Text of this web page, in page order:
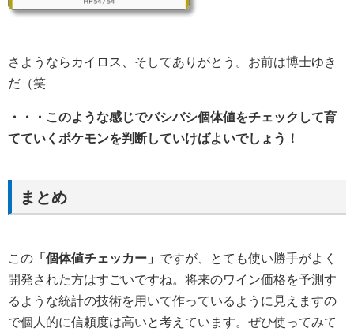
さようならカイロス、そしてありがとう。お前は博士ゆき
だ（笑
・・・このような感じでバシバシ個体値をチェックして育
てていくポケモンを判断していけばよいでしょう！
まとめ
この 「個体値チェッカー」 ですが、とても使い勝手がよく
開発された方はすごいですね。将来のワイン価格を予測す
るような統計の技術を用いて作っているように見えますの
で個人的に信頼度は高いと考えています。ぜひ使ってみて